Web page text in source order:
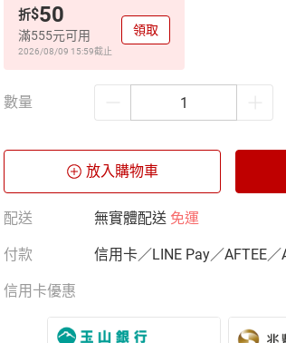
折$50
滿555元可用
2026/08/09 15:59截止
領取
數量
放入購物車
配送 無實體配送 免運
付款 信用卡／LINE Pay／AFTEE／
信用卡優惠